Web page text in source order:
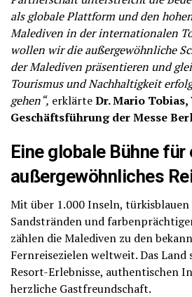
als globale Plattform und den
Malediven in der internationalen
wollen wir die außergewöhnliche
der Malediven präsentieren und
Tourismus und Nachhaltigkeit
gehen“, erklärteDr. Mario
Geschäftsführung der Messe
Eine globale Bühne für
außergewöhnliches
Mit über 1.000 Inseln,
Sandstränden und
zählen die Malediven zu den
Fernreisezielen weltweit. Das
Resort-Erlebnisse, authentischen
herzliche Gastfreundschaft.